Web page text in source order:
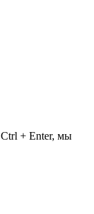
+ Enter, мы